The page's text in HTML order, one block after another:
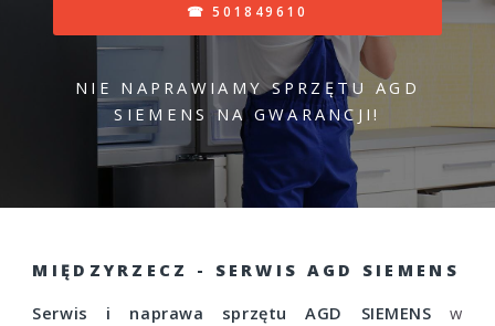
☎ 501849610
NIE NAPRAWIAMY SPRZĘTU AGD
SIEMENS NA GWARANCJI!
MIĘDZYRZECZ - SERWIS AGD SIEMENS
Serwis i naprawa sprzętu AGD SIEMENS w